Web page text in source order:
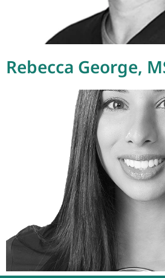
Rebecca George,